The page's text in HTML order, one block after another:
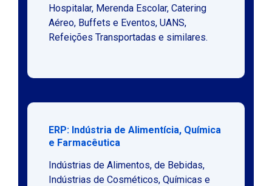
Hospitalar, Merenda Escolar, Catering
Aéreo, Buffets e Eventos, UANS,
Refeições Transportadas e similares.
ERP: Indústria de Alimentícia, Química
e Farmacêutica
Indústrias de Alimentos, de Bebidas,
Indústrias de Cosméticos, Químicas e